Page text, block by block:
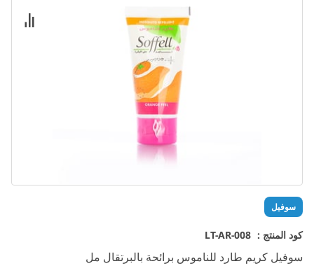
سوفيل
كود المنتج : LT-AR-008
سوفيل كريم طارد للناموس برائحة بالبرتقال مل
تخطي
إلى
بداية
معرض
الصور